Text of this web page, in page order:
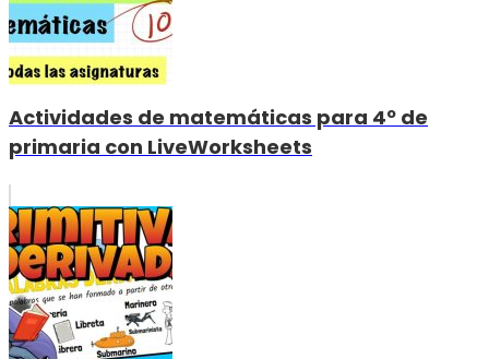
Actividades de matemáticas para 4º de
primaria con LiveWorksheets